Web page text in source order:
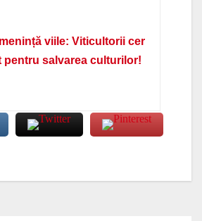
viile: Viticultorii cer
pentru salvarea culturilor!